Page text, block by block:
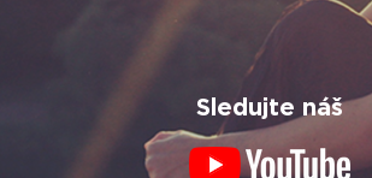
Sledujte náš